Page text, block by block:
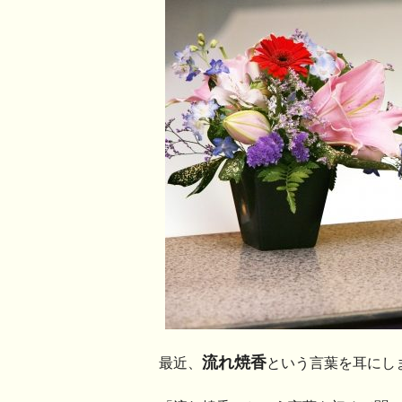
最近、 流れ焼香という言葉を耳にし